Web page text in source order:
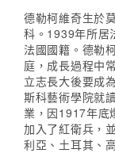
德勒柯維奇生於
科。1939年所居
法國國籍。德勒
庭，成長過程中
立志長大後要成
斯科藝術學院就
業，因1917年底
加入了紅衛兵，
利亞、土耳其、